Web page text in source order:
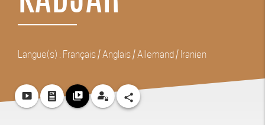
Langue(s) : Français / Anglais / Allemand / Iranien
smart_display video_library share